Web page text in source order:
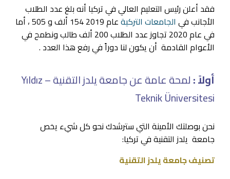
فقد أعلن رئيس التعليم العالي في تركيا أنه بلغ عدد الطلاب
الأجانب في الجامعات التركية
عام 2019 154 ألف و 505 ، أما
في عام 2020 تجاوز عدد الطلاب 200 ألف طالب ونطمح في
الأعوام القادمة أن يكون لنا دوراً في رفع هذا العدد .
أولاً :
لمحة عامة عن جامعة يلدز التقنية – Yıldız
Teknik Üniversitesi
نحن بوصلتك الأمينة التي سترشدك نحو كل شيء يخص
جامعة يلدز التقنية في تركيا:
تصنيف جامعة يلدز التقنية